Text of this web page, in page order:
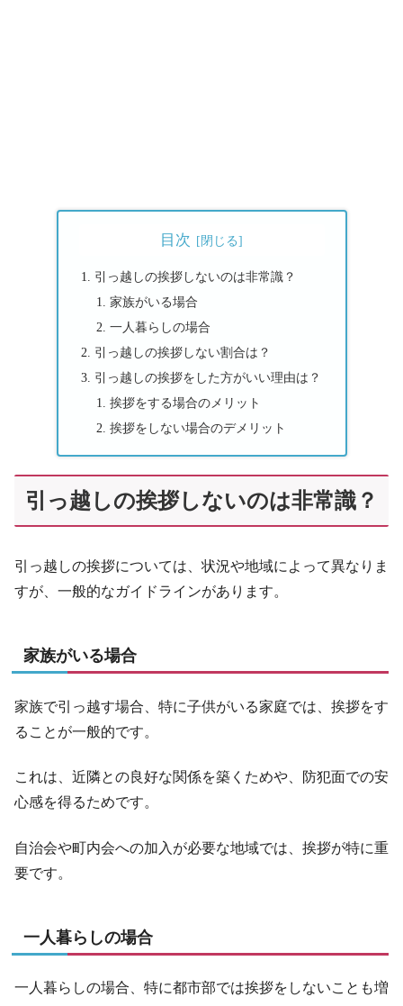
目次
引っ越しの挨拶しないのは非常識？
家族がいる場合
一人暮らしの場合
引っ越しの挨拶しない割合は？
引っ越しの挨拶をした方がいい理由は？
挨拶をする場合のメリット
挨拶をしない場合のデメリット
引っ越しの挨拶しないのは非常識？
引っ越しの挨拶については、状況や地域によって異なりま
すが、一般的なガイドラインがあります。
家族がいる場合
家族で引っ越す場合、特に子供がいる家庭では、挨拶をす
ることが一般的です。
これは、近隣との良好な関係を築くためや、防犯面での安
心感を得るためです。
自治会や町内会への加入が必要な地域では、挨拶が特に重
要です。
一人暮らしの場合
一人暮らしの場合、特に都市部では挨拶をしないことも増